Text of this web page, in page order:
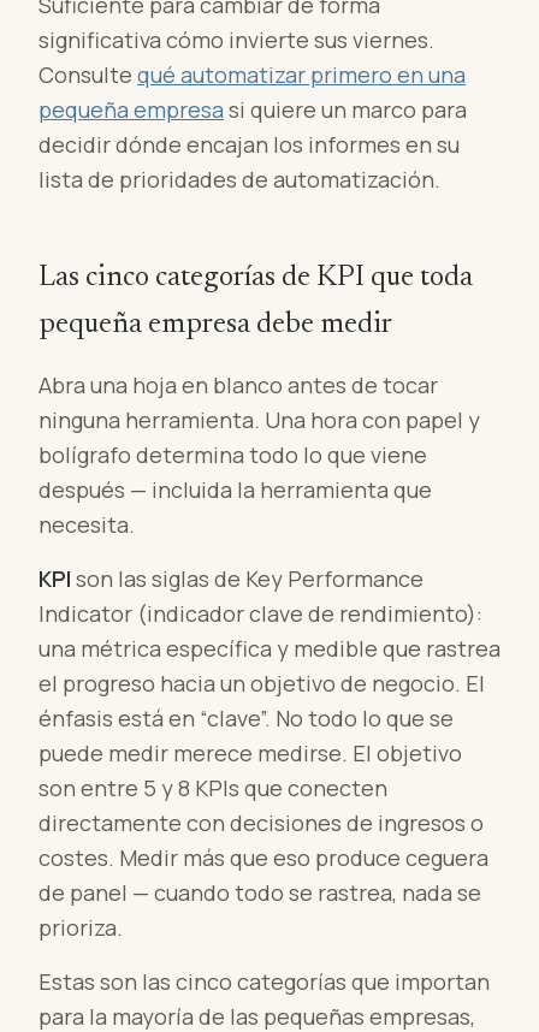
significativa cómo invierte sus viernes.
Consulte qué automatizar primero en una
pequeña empresa si quiere un marco para
decidir dónde encajan los informes en su
lista de prioridades de automatización.
Las cinco categorías de KPI que toda
pequeña empresa debe medir
Abra una hoja en blanco antes de tocar
ninguna herramienta. Una hora con papel y
bolígrafo determina todo lo que viene
después — incluida la herramienta que
necesita.
KPI son las siglas de Key Performance
Indicator (indicador clave de rendimiento):
una métrica específica y medible que rastrea
el progreso hacia un objetivo de negocio. El
énfasis está en “clave”. No todo lo que se
puede medir merece medirse. El objetivo
son entre 5 y 8 KPIs que conecten
directamente con decisiones de ingresos o
costes. Medir más que eso produce ceguera
de panel — cuando todo se rastrea, nada se
prioriza.
Estas son las cinco categorías que importan
para la mayoría de las pequeñas empresas,